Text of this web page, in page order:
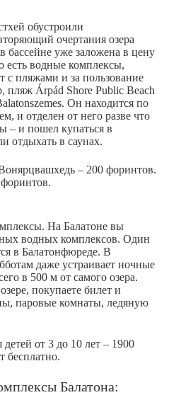
обустроили
очертания озера
бассейне уже заложена в цену
есть водные комплексы,
с пляжами и за пользование
пляж Árpád Shore Public Beach
Он находится по
и отделен от него разве что
– и пошел купаться в
отдыхать в саунах.
– 200 форинтов.
На Балатоне вы
водных комплексов. Один
в Балатонфюреде. В
даже устраивает ночные
в 500 м от самого озера.
покупаете билет и
паровые комнаты, ледяную
от 3 до 10 лет – 1900
бесплатно.
Балатона: